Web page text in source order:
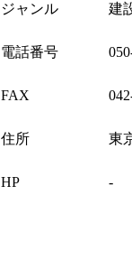
ジャンル 建
電話番号
FAX
住所 東
HP -